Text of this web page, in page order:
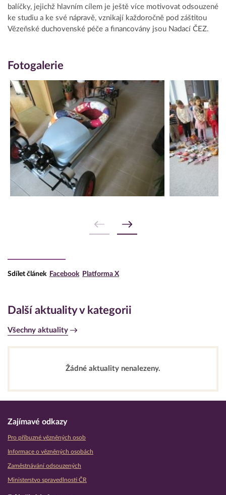
balíčky, jejichž hlavním cílem je ještě více motivovat odsouzené
ke studiu a ke své nápravě, vznikají každoročně pod záštitou
Vězeňské duchovenské péče a financovány jsou Nadací ČEZ.
Fotogalerie
Sdílet článek Facebook Platforma X
Další aktuality v kategorii
Všechny aktuality
Žádné aktuality nenalezeny.
Zajímavé odkazy
Pro příbuzné vězněných osob
Informace o vězněných osobách
Zaměstnávání odsouzených
Ministerstvo spravedlnosti ČR